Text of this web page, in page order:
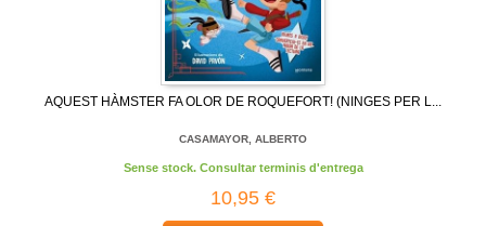
AQUEST HÀMSTER FA OLOR DE ROQUEFORT! (NINGES PER L...
CASAMAYOR, ALBERTO
Sense stock. Consultar terminis d'entrega
10,95 €